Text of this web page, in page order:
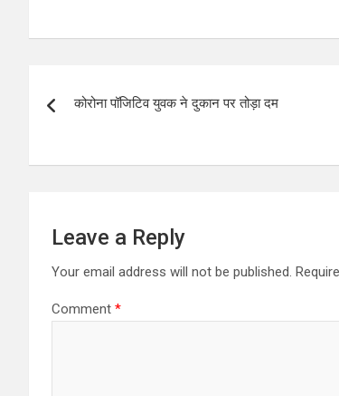
at
A
p
ce
o
k
tt ar
navigation
कोरोना पॉजिटिव युवक ने दुकान पर तोड़ा दम
Leave a Reply
Your email address will not be published.
Comment *